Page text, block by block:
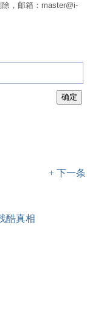
，邮箱：master@i-
+ 下一条
酷真相